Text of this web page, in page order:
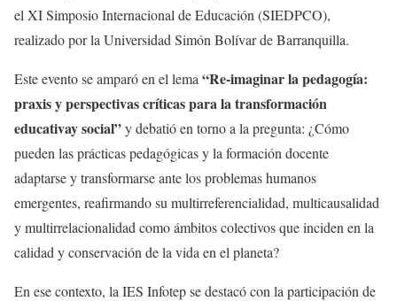
el XI Simposio Internacional de Educación (SIEDPCO),
realizado por la Universidad Simón Bolívar de Barranquilla.
Este evento se amparó en el lema “Re-imaginar la pedagogía:
praxis y perspectivas críticas para la transformación
educativay social”y debatió en torno a la pregunta: ¿Cómo
pueden las prácticas pedagógicas y la formación docente
adaptarse y transformarse ante los problemas humanos
emergentes, reafirmando su multirreferencialidad, multicausalidad
y multirrelacionalidad como ámbitos colectivos que inciden en la
calidad y conservación de la vida en el planeta?
En ese contexto, la IES Infotep se destacó con la participación de